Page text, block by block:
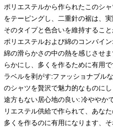
ポリエステルから作られたこのシ
をテーピングし、二重針の裾は、
そのタイプと色合いを維持すること
ポリエステルおよび綿のコンバイ
綿の滑らかさの中の熱を感じさせ
らかにし、多くを作るために有用で
ラベルを剥がす:ファッショナブル
のシャツを贅沢で魅力的なものにし
途方もない居心地の良い: 冷ややか
リエステル供給で作られて、あな
多くを作るのに有用になります、